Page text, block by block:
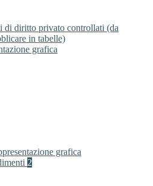
di diritto privato controllati (da
in tabelle)
grafica
grafica
2